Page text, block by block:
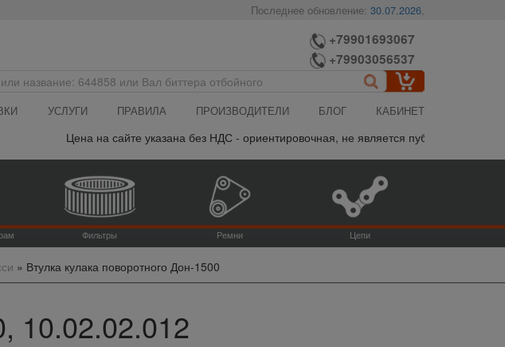
Последнее обновление:30.07.2026,
+79901693067
+79903056537
УСЛУГИ ПРАВИЛА ПРОИЗВОДИТЕЛИ БЛОГ КАБИНЕТ
Цена на сайте указана без НДС - ориентировочная, не является публичной
Фильтры Ремни Цепи
» Втулка кулака поворотного Дон-1500
10.02.02.012